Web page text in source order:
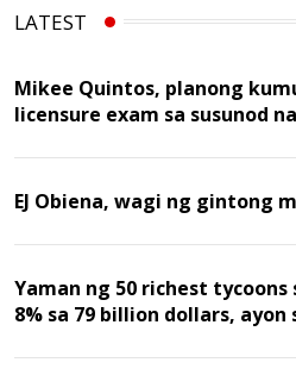
LATEST
Mikee Quintos, planong
licensure exam sa susunod
EJ Obiena, wagi ng gintong
Yaman ng 50 richest
8% sa 79 billion dollars, ayon